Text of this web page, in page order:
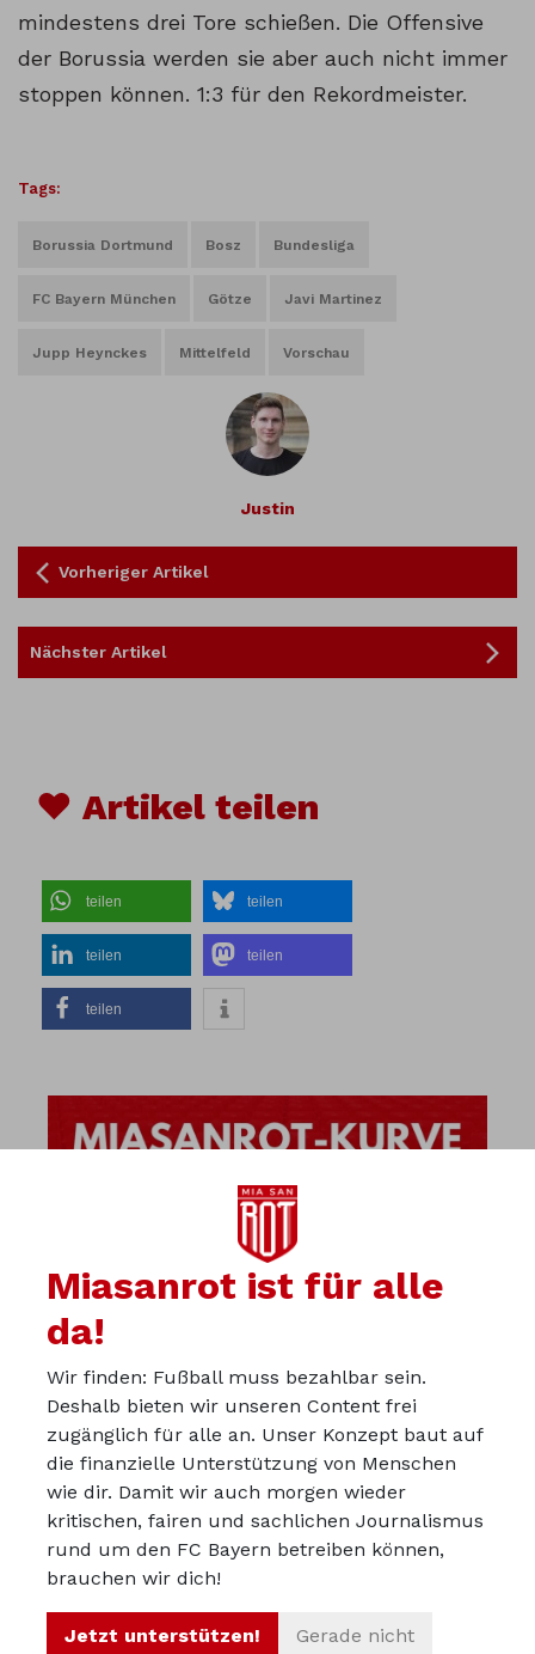
mindestens drei Tore schießen. Die Offensive
der Borussia werden sie aber auch nicht immer
stoppen können. 1:3 für den Rekordmeister.
Tags:
Borussia Dortmund Bosz Bundesliga
FC Bayern München Götze Javi Martinez
Jupp Heynckes Mittelfeld Vorschau
Justin
Vorheriger Artikel
Nächster Artikel
♥ Artikel teilen
teilen teilen
teilen teilen
teilen
Über uns
Werbepartner werden
Impressum
Datenschutz
Miasanrot ist für alle
da!
Wir finden: Fußball muss bezahlbar sein.
Deshalb bieten wir unseren Content frei
zugänglich für alle an. Unser Konzept baut auf
die finanzielle Unterstützung von Menschen
wie dir. Damit wir auch morgen wieder
kritischen, fairen und sachlichen Journalismus
rund um den FC Bayern betreiben können,
brauchen wir dich!
Jetzt unterstützen! Gerade nicht